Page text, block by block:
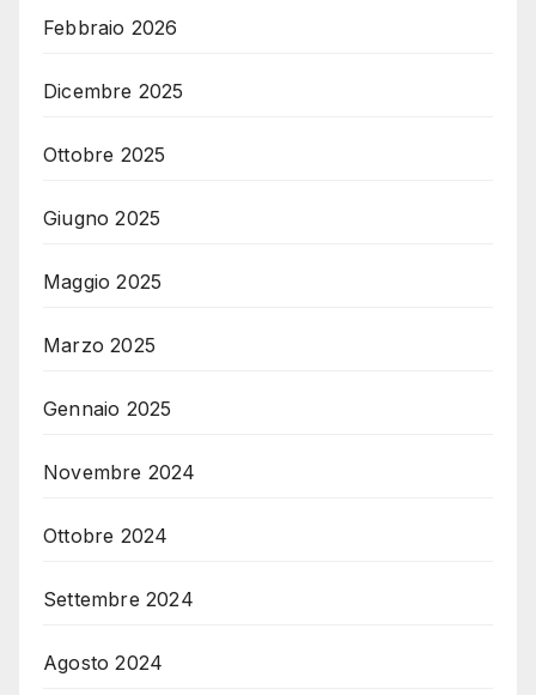
Febbraio 2026
Dicembre 2025
Ottobre 2025
Giugno 2025
Maggio 2025
Marzo 2025
Gennaio 2025
Novembre 2024
Ottobre 2024
Settembre 2024
Agosto 2024